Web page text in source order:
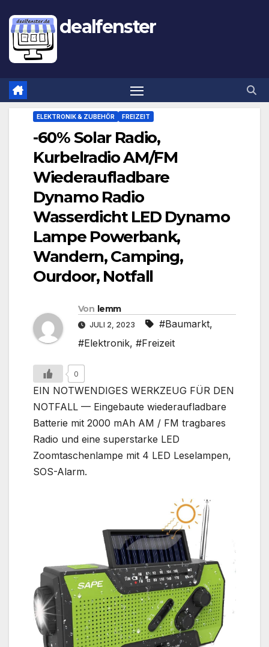
dealfenster
ELEKTRONIK & ZUBEHÖR FREIZEIT
-60% Solar Radio,
Kurbelradio AM/FM
Wiederaufladbare
Dynamo Radio
Wasserdicht LED Dynamo
Lampe Powerbank,
Wandern, Camping,
Ourdoor, Notfall
Von lemm
JULI 2, 2023 #Baumarkt,
#Elektronik, #Freizeit
0
EIN NOTWENDIGES WERKZEUG FÜR DEN
NOTFALL — Eingebaute wiederaufladbare
Batterie mit 2000 mAh AM / FM tragbares
Radio und eine superstarke LED
Zoomtaschenlampe mit 4 LED Leselampen,
SOS-Alarm.